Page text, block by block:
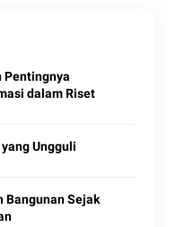
Pentingnya
dalam Riset
Ungguli
Bangunan Sejak